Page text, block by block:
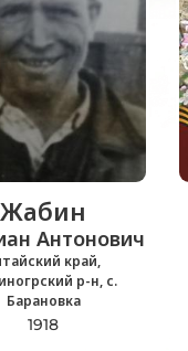
Жабин
Антонович
край,
р-н, с.
Барановка
1918